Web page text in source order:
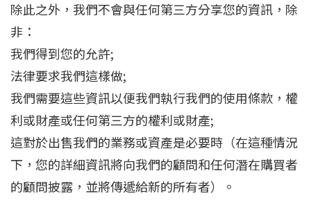
除此之外，我們不會與任何第三方分享您的資訊，除
非：
我們得到您的允許;
法律要求我們這樣做;
我們需要這些資訊以便我們執行我們的使用條款，權
利或財產或任何第三方的權利或財產;
這對於出售我們的業務或資產是必要時（在這種情況
下，您的詳細資訊將向我們的顧問和任何潛在購買者
的顧問披露，並將傳遞給新的所有者）。